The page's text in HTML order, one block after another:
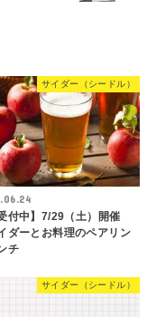
サイダー（シードル）
受付中】7/29（土）開催
ダーとお料理のペアリン
チ
サイダー（シードル）